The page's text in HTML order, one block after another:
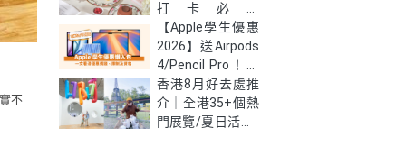
不
打卡必試
Afternoon Tea｜
低至半價！(持續
更新）
【Apple學生優惠
2026】送Airpods
4/Pencil Pro！最
新學生優惠價錢、
限制及資格懶人包
香港8月好去處推
介｜全港35+個熱
門展覽/夏日活動/